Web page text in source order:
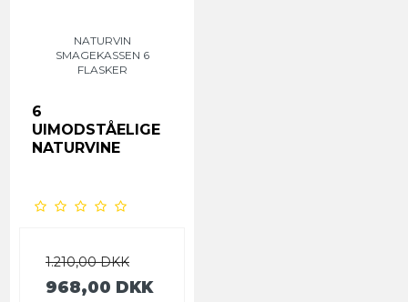
NATURVIN
SMAGEKASSEN 6
FLASKER
6
UIMODSTÅELIGE
NATURVINE
1.210,00 DKK
968,00 DKK